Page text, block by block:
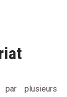
par plusieurs